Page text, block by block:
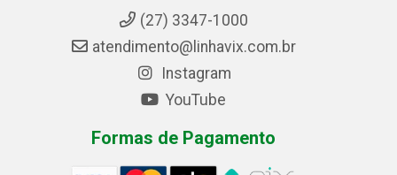
(27) 3347-1000
atendimento@linhavix.com.br
Instagram
YouTube
Formas de Pagamento